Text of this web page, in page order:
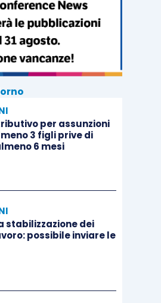
per assunzioni
3 figli prive di
6 mesi
stabilizzazione dei
possibile inviare le